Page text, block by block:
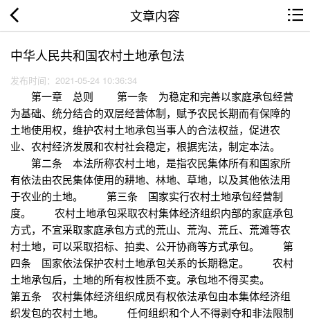
文章内容
中华人民共和国农村土地承包法
发布时间：2021-05-24 10:36:34
第一章 总则 第一条 为稳定和完善以家庭承包经营
为基础、统分结合的双层经营体制，赋予农民长期而有保障的
土地使用权，维护农村土地承包当事人的合法权益，促进农
业、农村经济发展和农村社会稳定，根据宪法，制定本法。
第二条 本法所称农村土地，是指农民集体所有和国家所
有依法由农民集体使用的耕地、林地、草地，以及其他依法用
于农业的土地。 第三条 国家实行农村土地承包经营制
度。 农村土地承包采取农村集体经济组织内部的家庭承包
方式，不宜采取家庭承包方式的荒山、荒沟、荒丘、荒滩等农
村土地，可以采取招标、拍卖、公开协商等方式承包。 第
四条 国家依法保护农村土地承包关系的长期稳定。 农村
土地承包后，土地的所有权性质不变。承包地不得买卖。
第五条 农村集体经济组织成员有权依法承包由本集体经济组
织发包的农村土地。 任何组织和个人不得剥夺和非法限制